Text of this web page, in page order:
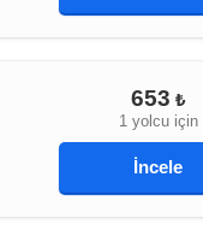
653 ₺
1 yolcu için
İncele